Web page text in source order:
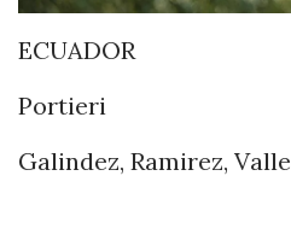
ECUADOR
Portieri
Galindez, Ramirez, Valle